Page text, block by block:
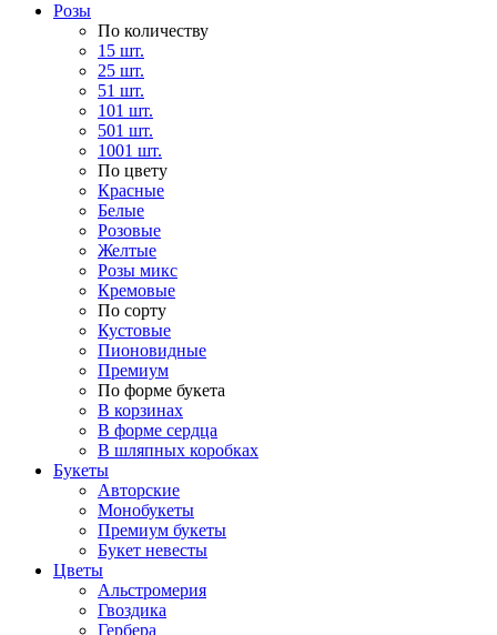
Розы
По количеству
15 шт.
25 шт.
51 шт.
101 шт.
501 шт.
1001 шт.
По цвету
Красные
Белые
Розовые
Желтые
Розы микс
Кремовые
По сорту
Кустовые
Пионовидные
Премиум
По форме букета
В корзинах
В форме сердца
В шляпных коробках
Букеты
Авторские
Монобукеты
Премиум букеты
Букет невесты
Цветы
Альстромерия
Гвоздика
Гербера